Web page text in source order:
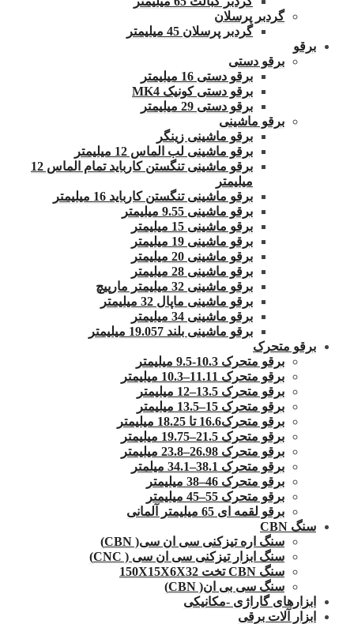
گردبر پرسلان
گردبر پرسلان 45 میلیمتر
برقو
برقو دستی
برقو دستی 16 میلیمتر
برقو دستی کونیک MK4
برقو دستی 29 میلیمتر
برقو ماشینی
برقو ماشینی زینگر
برقو ماشینی لب الماس 12 میلیمتر
برقو ماشینی تنگستن کارباید تمام الماس 12
میلیمتر
برقو ماشینی تنگستن کارباید 16 میلیمتر
برقو ماشینی 9.55 میلیمتر
برقو ماشینی 15 میلیمتر
برقو ماشینی 19 میلیمتر
برقو ماشینی 20 میلیمتر
برقو ماشینی 28 میلیمتر
برقو ماشینی 32 میلیمتر مارپیچ
برقو ماشینی ماپال 32 میلیمتر
برقو ماشینی 34 میلیمتر
برقو ماشینی بلند 19.057 میلیمتر
برقو متحرک
برقو متحرک 10.3-9.5 میلیمتر
برقو متحرک 11.11–10.3 میلیمتر
برقو متحرک 13.5–12 میلیمتر
برقو متحرک 15–13.5 میلیمتر
برقو متحرک16.6 تا 18.25 میلیمتر
برقو متحرک 21.5–19.75 میلیمتر
برقو متحرک 26.98–23.8 میلیمتر
برقو متحرک 38.1–34.1 میلمتر
برقو متحرک 46–38 میلیمتر
برقو متحرک 55–45 میلیمتر
برقو لقمه ای 65 میلیمتر آلمانی
سنگ CBN
سنگ اره تیزکنی سی ان سی( CBN)
سنگ ابزار تیزکنی سی ان سی ( CNC)
سنگ CBN تخت 150X15X6X32
سنگ سی بی ان( CBN)
ابزارهای گاراژی -مکانیکی
ابزار آلات برقی